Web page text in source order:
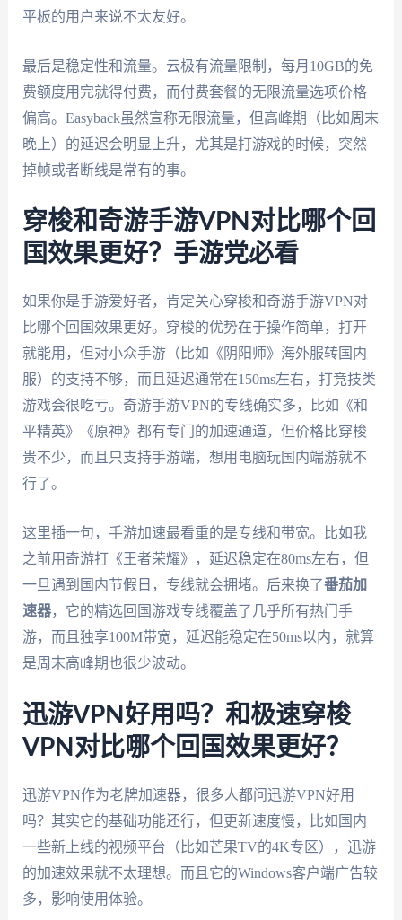
平板的用户来说不太友好。
最后是稳定性和流量。云极有流量限制，每月10GB的免
费额度用完就得付费，而付费套餐的无限流量选项价格
偏高。Easyback虽然宣称无限流量，但高峰期（比如周末
晚上）的延迟会明显上升，尤其是打游戏的时候，突然
掉帧或者断线是常有的事。
穿梭和奇游手游VPN对比哪个回
国效果更好？手游党必看
如果你是手游爱好者，肯定关心穿梭和奇游手游VPN对
比哪个回国效果更好。穿梭的优势在于操作简单，打开
就能用，但对小众手游（比如《阴阳师》海外服转国内
服）的支持不够，而且延迟通常在150ms左右，打竞技类
游戏会很吃亏。奇游手游VPN的专线确实多，比如《和
平精英》《原神》都有专门的加速通道，但价格比穿梭
贵不少，而且只支持手游端，想用电脑玩国内端游就不
行了。
这里插一句，手游加速最看重的是专线和带宽。比如我
之前用奇游打《王者荣耀》，延迟稳定在80ms左右，但
一旦遇到国内节假日，专线就会拥堵。后来换了番茄加
速器，它的精选回国游戏专线覆盖了几乎所有热门手
游，而且独享100M带宽，延迟能稳定在50ms以内，就算
是周末高峰期也很少波动。
迅游VPN好用吗？和极速穿梭
VPN对比哪个回国效果更好？
迅游VPN作为老牌加速器，很多人都问迅游VPN好用
吗？其实它的基础功能还行，但更新速度慢，比如国内
一些新上线的视频平台（比如芒果TV的4K专区），迅游
的加速效果就不太理想。而且它的Windows客户端广告较
多，影响使用体验。